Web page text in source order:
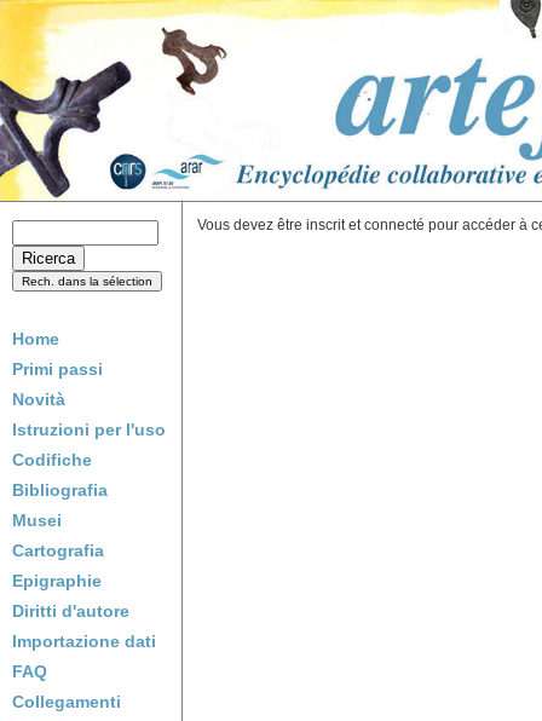
Home
Primi passi
Novità
Istruzioni per l'uso
Codifiche
Bibliografia
Musei
Cartografia
Epigraphie
Diritti d'autore
Importazione dati
FAQ
Collegamenti
Vous devez être inscrit et connecté pour accéder à